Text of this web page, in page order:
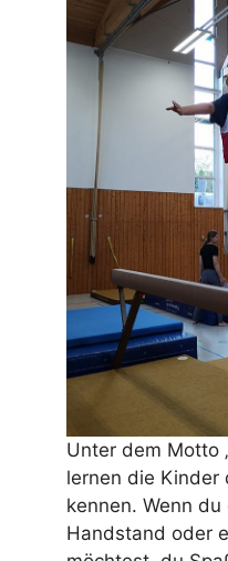
Unter dem Motto
lernen die Kinder
kennen. Wenn du
Handstand oder